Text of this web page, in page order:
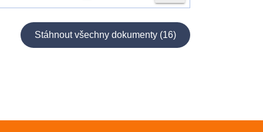
Stáhnout všechny dokumenty (16)